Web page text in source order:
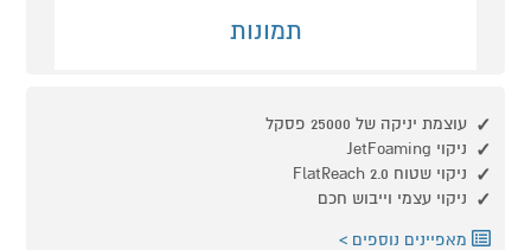
תמונות
עוצמת יניקה של 25000 פסקל
ניקוי JetFoaming
ניקוי שטוח FlatReach 2.0
ניקוי עצמי וייבוש חכם
מאפיינים נוספים